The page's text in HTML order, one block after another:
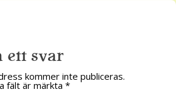
ett svar
kommer inte publiceras.
fält är märkta *